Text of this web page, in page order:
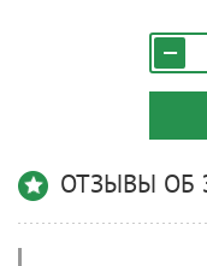
ОТЗЫВЫ ОБ